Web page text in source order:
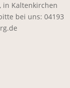
in Kaltenkirchen
bei uns: 04193